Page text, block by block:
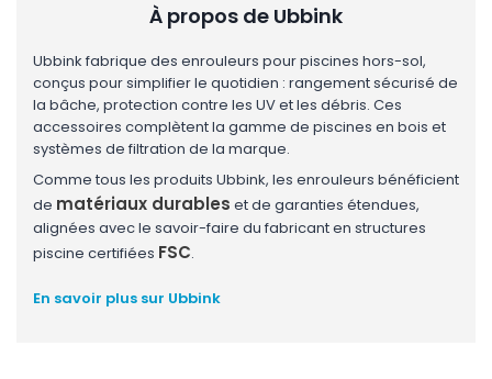
À propos de Ubbink
Ubbink fabrique des enrouleurs pour piscines hors-sol,
conçus pour simplifier le quotidien : rangement sécurisé de
la bâche, protection contre les UV et les débris. Ces
accessoires complètent la gamme de piscines en bois et
systèmes de filtration de la marque.
Comme tous les produits Ubbink, les enrouleurs bénéficient
de matériaux durables et de garanties étendues,
alignées avec le savoir-faire du fabricant en structures
piscine certifiées FSC.
En savoir plus sur Ubbink